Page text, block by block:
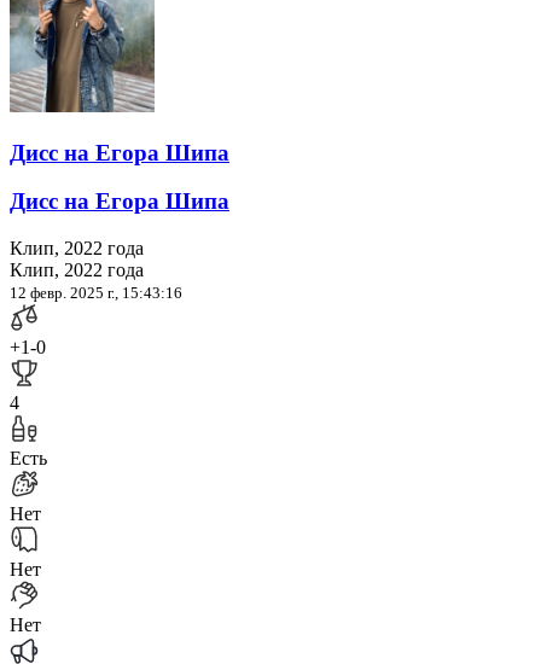
Дисс на Егора Шипа
Дисс на Егора Шипа
Клип, 2022 года
Клип, 2022 года
12 февр. 2025 г., 15:43:16
+1-0
4
Есть
Нет
Нет
Нет